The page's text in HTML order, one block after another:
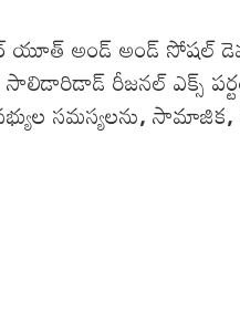
యూత్ అండ్ అండ్ సోషల్
సాలిడారిడాడ్ రీజనల్ ఎక్స్
సమస్యలను,సామాజిక,